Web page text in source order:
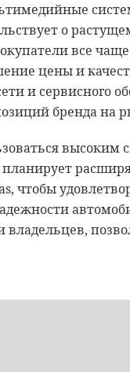
о
все
цены и
и сервисного
бренда на
высоким
чтобы